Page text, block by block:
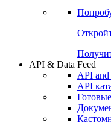
API & Data Feed
API and
API